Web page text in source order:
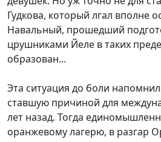
Гудкова, который лгал вполне
Навальный, прошедший
црушниками Йеле в таких
образован...
Эта ситуация до боли
ставшую причиной для
лет назад. Тогда
оранжевому лагерю, в разгар